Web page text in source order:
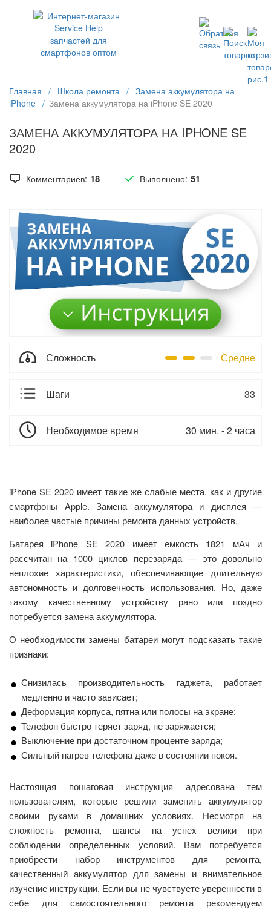
ЗАПЧАСТИ ДЛЯ ТЕЛЕФОНОВ ОПТОМ
Главная / Школа ремонта / Замена аккумулятора на
iPhone / Замена аккумулятора на iPhone SE 2020
ЗАМЕНА АККУМУЛЯТОРА НА IPHONE SE
2020
Комментариев: 18 Выполнено: 51
Сложность Средне
Шаги 33
Необходимое время 30 мин. - 2 часа
iPhone SE 2020 имеет такие же слабые места, как и другие
смартфоны Apple. Замена аккумулятора и дисплея —
наиболее частые причины ремонта данных устройств.
Батарея iPhone SE 2020 имеет емкость 1821 мАч и
рассчитан на 1000 циклов перезаряда — это довольно
неплохие характеристики, обеспечивающие длительную
автономность и долговечность использования. Но, даже
такому качественному устройству рано или поздно
потребуется замена аккумулятора.
О необходимости замены батареи могут подсказать такие
признаки:
Снизилась производительность гаджета, работает
медленно и часто зависает;
Деформация корпуса, пятна или полосы на экране;
Телефон быстро теряет заряд, не заряжается;
Выключение при достаточном проценте заряда;
Сильный нагрев телефона даже в состоянии покоя.
Настоящая пошаговая инструкция адресована тем
пользователям, которые решили заменить аккумулятор
своими руками в домашних условиях. Несмотря на
сложность ремонта, шансы на успех велики при
соблюдении определенных условий. Вам потребуется
приобрести набор инструментов для ремонта,
качественный аккумулятор для замены и внимательное
изучение инструкции. Если вы не чувствуете уверенности в
себе для самостоятельного ремонта рекомендуем